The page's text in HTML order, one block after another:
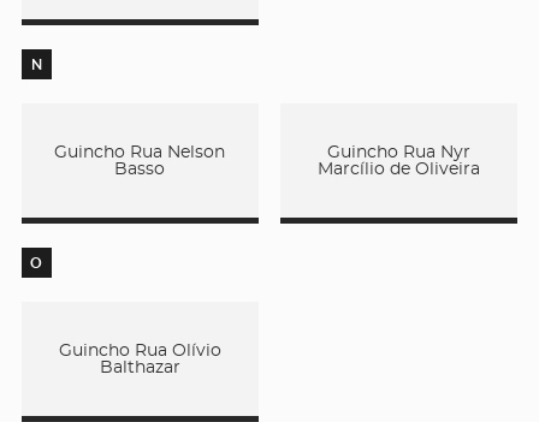
N
Guincho Rua Nelson
Basso
Guincho Rua Nyr
Marcílio de Oliveira
O
Guincho Rua Olívio
Balthazar